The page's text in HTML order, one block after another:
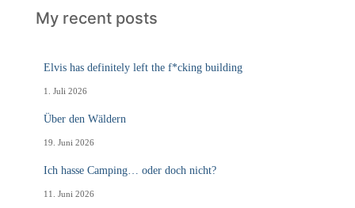
My recent posts
Elvis has definitely left the f*cking building
1. Juli 2026
Über den Wäldern
19. Juni 2026
Ich hasse Camping… oder doch nicht?
11. Juni 2026